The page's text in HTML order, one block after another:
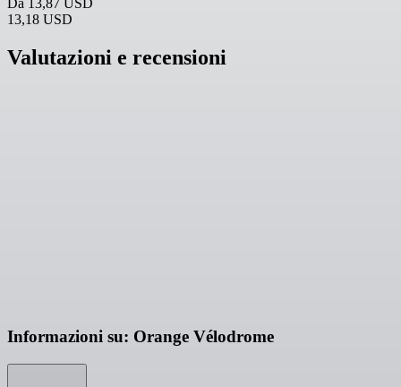
Da 13,87 USD
13,18 USD
Valutazioni e recensioni
Informazioni su: Orange Vélodrome